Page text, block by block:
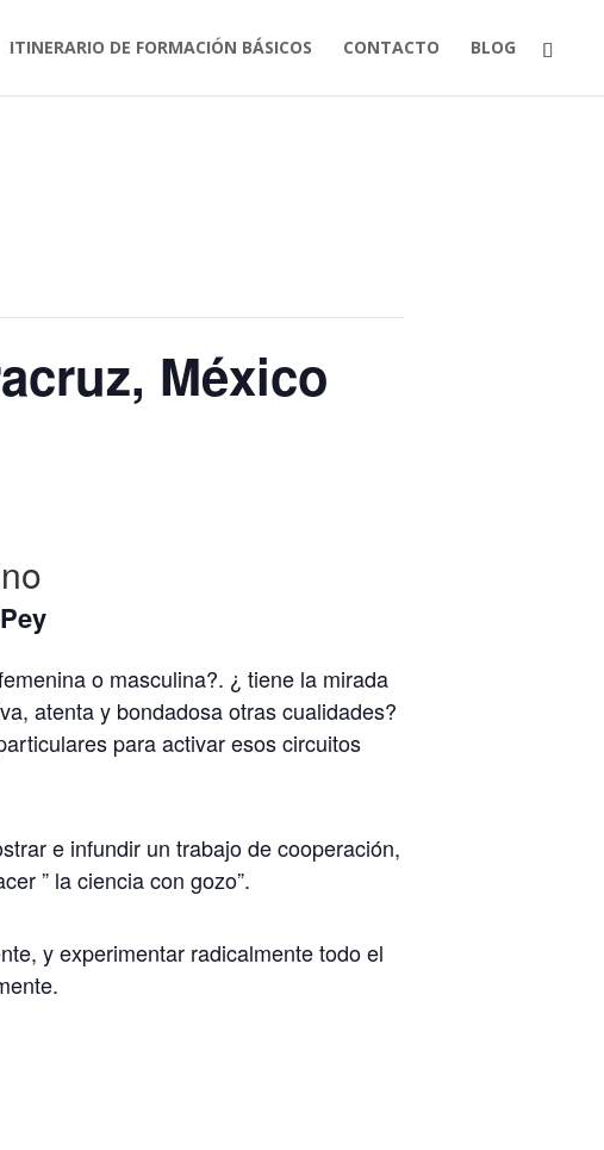
ITINERARIO DE FORMACIÓN BÁSICOS CONTACTO BLOG
México
o masculina?. ¿ tiene la mirada
atenta y bondadosa otras cualidades?
para activar esos circuitos
e infundir un trabajo de cooperación,
” la ciencia con gozo”.
y experimentar radicalmente todo el